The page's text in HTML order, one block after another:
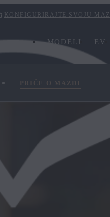
KONFIGURIRAJTE SVOJU
MODELI EV
PRIČE O MAZDI